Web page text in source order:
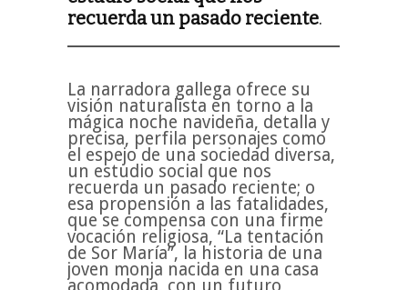
recuerda un pasado reciente.
La narradora gallega ofrece su
visión naturalista en torno a la
mágica noche navideña, detalla y
precisa, perfila personajes como
el espejo de una sociedad diversa,
un estudio social que nos
recuerda un pasado reciente; o
esa propensión a las fatalidades,
que se compensa con una firme
vocación religiosa, “La tentación
de Sor María”, la historia de una
joven monja nacida en una casa
acomodada, con un futuro